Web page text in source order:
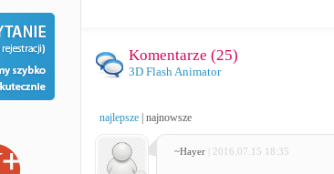
Komentarze (25)
3D Flash Animator
najlepsze| najnowsze
~Hayer | 2016.07.15 18:35